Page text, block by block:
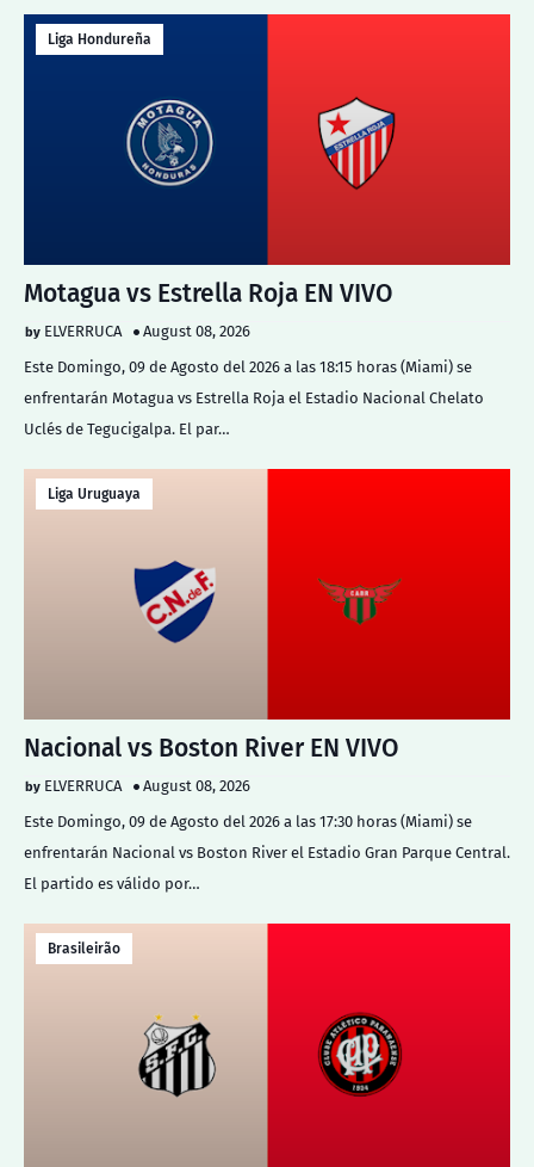
Liga Hondureña
Motagua vs Estrella Roja EN VIVO
ELVERRUCA
August 08, 2026
Este Domingo, 09 de Agosto del 2026 a las 18:15 horas (Miami) se
enfrentarán Motagua vs Estrella Roja el Estadio Nacional Chelato
Uclés de Tegucigalpa. El par…
Liga Uruguaya
Nacional vs Boston River EN VIVO
ELVERRUCA
August 08, 2026
Este Domingo, 09 de Agosto del 2026 a las 17:30 horas (Miami) se
enfrentarán Nacional vs Boston River el Estadio Gran Parque Central.
El partido es válido por…
Brasileirão